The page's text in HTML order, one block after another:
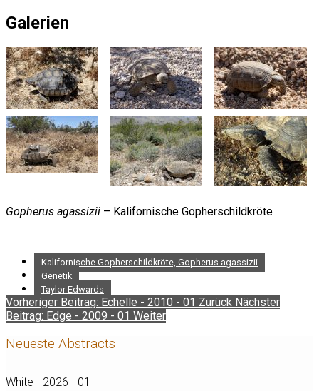
Galerien
Gopherus agassizii – Kalifornische Gopherschildkröte
Kalifornische Gopherschildkröte, Gopherus agassizii
Genetik
Taylor Edwards
Vorheriger Beitrag: Echelle - 2010 - 01 Zurück Nächster
Beitrag: Edge - 2009 - 01 Weiter
Neueste Abstracts
White - 2026 - 01